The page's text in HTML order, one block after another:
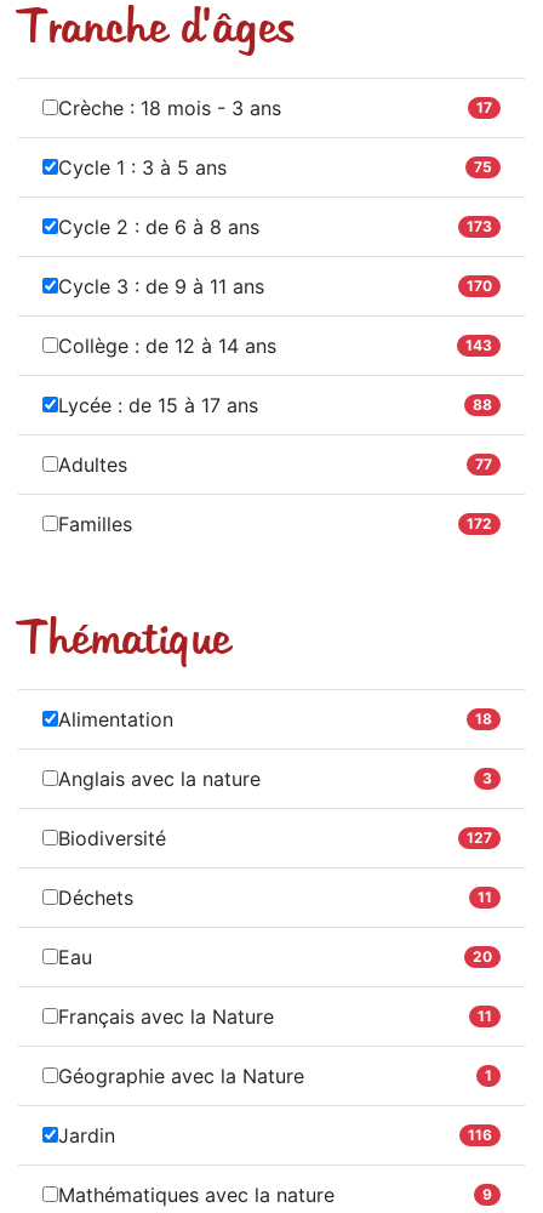
Tranche d'âges
Crèche : 18 mois - 3 ans 17
Cycle 1 : 3 à 5 ans 75
Cycle 2 : de 6 à 8 ans 173
Cycle 3 : de 9 à 11 ans 170
Collège : de 12 à 14 ans 143
Lycée : de 15 à 17 ans 88
Adultes 77
Familles 172
Thématique
Alimentation 18
Anglais avec la nature 3
Biodiversité 127
Déchets 11
Eau 20
Français avec la Nature 11
Géographie avec la Nature 1
Jardin 116
Mathématiques avec la nature 9